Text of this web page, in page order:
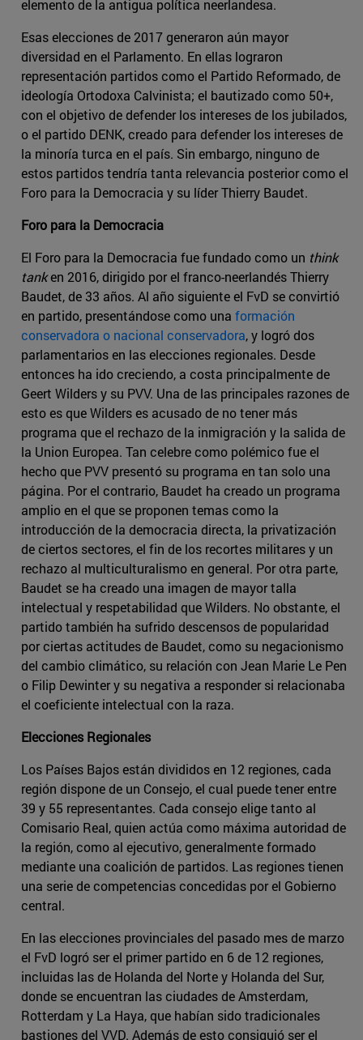
elemento de la antigua política neerlandesa.
Esas elecciones de 2017 generaron aún mayor
diversidad en el Parlamento. En ellas lograron
representación partidos como el Partido Reformado, de
ideología Ortodoxa Calvinista; el bautizado como 50+,
con el objetivo de defender los intereses de los jubilados,
o el partido DENK, creado para defender los intereses de
la minoría turca en el país. Sin embargo, ninguno de
estos partidos tendría tanta relevancia posterior como el
Foro para la Democracia y su líder Thierry Baudet.
Foro para la Democracia
El Foro para la Democracia fue fundado como un think
tanken 2016, dirigido por el franco-neerlandés Thierry
Baudet, de 33 años. Al año siguiente el FvD se convirtió
en partido, presentándose como una formación
conservadora o nacional conservadora, y logró dos
parlamentarios en las elecciones regionales. Desde
entonces ha ido creciendo, a costa principalmente de
Geert Wilders y su PVV. Una de las principales razones de
esto es que Wilders es acusado de no tener más
programa que el rechazo de la inmigración y la salida de
la Union Europea. Tan celebre como polémico fue el
hecho que PVV presentó su programa en tan solo una
página. Por el contrario, Baudet ha creado un programa
amplio en el que se proponen temas como la
introducción de la democracia directa, la privatización
de ciertos sectores, el fin de los recortes militares y un
rechazo al multiculturalismo en general. Por otra parte,
Baudet se ha creado una imagen de mayor talla
intelectual y respetabilidad que Wilders. No obstante, el
partido también ha sufrido descensos de popularidad
por ciertas actitudes de Baudet, como su negacionismo
del cambio climático, su relación con Jean Marie Le Pen
o Filip Dewinter y su negativa a responder si relacionaba
el coeficiente intelectual con la raza.
Elecciones Regionales
Los Países Bajos están divididos en 12 regiones, cada
región dispone de un Consejo, el cual puede tener entre
39 y 55 representantes. Cada consejo elige tanto al
Comisario Real, quien actúa como máxima autoridad de
la región, como al ejecutivo, generalmente formado
mediante una coalición de partidos. Las regiones tienen
una serie de competencias concedidas por el Gobierno
central.
En las elecciones provinciales del pasado mes de marzo
el FvD logró ser el primer partido en 6 de 12 regiones,
incluidas las de Holanda del Norte y Holanda del Sur,
donde se encuentran las ciudades de Amsterdam,
Rotterdam y La Haya, que habían sido tradicionales
bastiones del VVD. Además de esto consiguió ser el